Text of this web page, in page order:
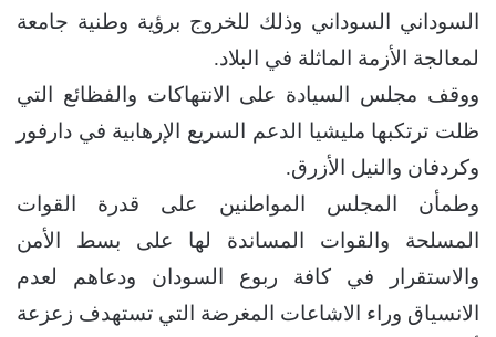
السوداني السوداني وذلك للخروج برؤية وطنية جامعة
لمعالجة الأزمة الماثلة في البلاد.
ووقف مجلس السيادة على الانتهاكات والفظائع التي
ظلت ترتكبها مليشيا الدعم السريع الإرهابية في دارفور
وكردفان والنيل الأزرق.
وطمأن المجلس المواطنين على قدرة القوات
المسلحة والقوات المساندة لها على بسط الأمن
والاستقرار في كافة ربوع السودان ودعاهم لعدم
الانسياق وراء الاشاعات المغرضة التي تستهدف زعزعة